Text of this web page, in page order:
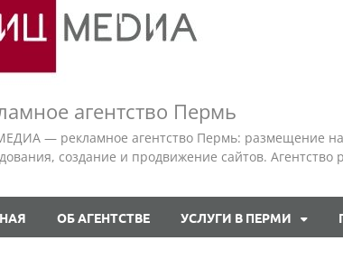
агентство Пермь
— рекламное агентство Пермь: размещение
создание и продвижение сайтов.
ОБ АГЕНТСТВЕ УСЛУГИ В ПЕРМИ